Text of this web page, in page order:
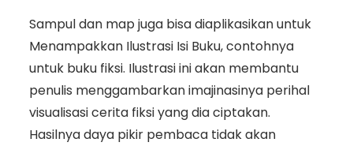
Sampul dan map juga bisa diaplikasikan untuk
Menampakkan Ilustrasi Isi Buku, contohnya
untuk buku fiksi. Ilustrasi ini akan membantu
penulis menggambarkan imajinasinya perihal
visualisasi cerita fiksi yang dia ciptakan.
Hasilnya daya pikir pembaca tidak akan